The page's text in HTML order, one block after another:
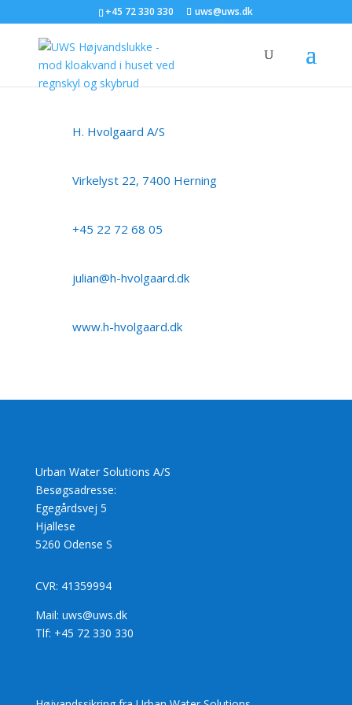
+45 72 330 330 uws@uws.dk
H. Hvolgaard A/S
Virkelyst 22, 7400 Herning
+45 22 72 68 05
julian@h-hvolgaard.dk
www.h-hvolgaard.dk
Urban Water Solutions A/S
Besøgsadresse:
Egegårdsvej 5
Hjallese
5260 Odense S
CVR: 41359994
Mail: uws@uws.dk
Tlf: +45 72 330 330